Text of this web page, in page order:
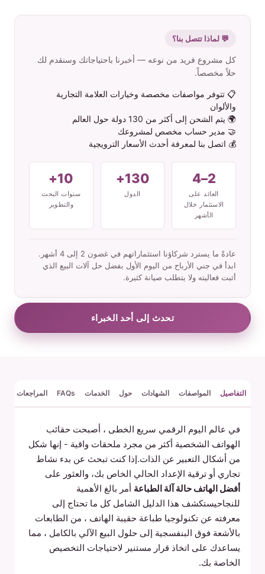
English
💬 لماذا تتصل بنا؟
كل مشروع فريد من نوعه — أخبرنا باحتياجاتك وسنقدم لك
حلاً مخصصاً.
📋 تتوفر مواصفات مخصصة وخيارات العلامة التجارية
والألوان
🌍 يتم الشحن إلى أكثر من 130 دولة حول العالم
🤝 مدير حساب مخصص لمشروعك
💰 اتصل بنا لمعرفة أحدث الأسعار الترويجية
2–4
العائد على
الاستثمار خلال
الأشهر
130+
الدول
10+
سنوات البحث
والتطوير
عادةً ما يسترد شركاؤنا استثماراتهم في غضون 2 إلى 4 أشهر.
ابدأ في جني الأرباح من اليوم الأول بفضل حل آلات البيع الذي
أثبت فعاليته ولا يتطلب صيانة كثيرة.
تحدث إلى أحد الخبراء
التفاصيل المواصفات الشهادات حول الخدمات FAQs المراجعات
في عالم اليوم الرقمي سريع الخطى ، أصبحت حقائب
الهواتف الشخصية أكثر من مجرد ملحقات واقية - إنها شكل
من أشكال التعبير عن الذات.إذا كنت تبحث عن بدء نشاط
تجاري أو ترقية الإعداد الحالي الخاص بك، والعثور على
أفضل الهاتف حالة آلة الطباعة أمر بالغ الأهمية
للنجاحيستكشف هذا الدليل الشامل كل ما تحتاج إلى
معرفته عن تكنولوجيا طباعة حقيبة الهاتف ، من الطابعات
بالأشعة فوق البنفسجية إلى حلول البيع الآلي بالكامل ، مما
يساعدك على اتخاذ قرار مستنير لاحتياجات التخصيص
الخاصة بك.